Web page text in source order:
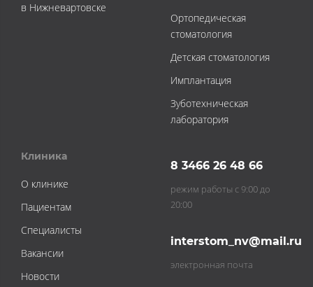
в Нижневартовске
Ортопедическая
стоматология
Детская стоматология
Имплантация
Зуботехническая
лаборатория
Клиника
О клинике
Пациентам
Специалисты
Вакансии
Новости
8 3466 26 48 66
режим работы с 9:00 до
20:00
interstom_nv@mail.ru
электронная почта